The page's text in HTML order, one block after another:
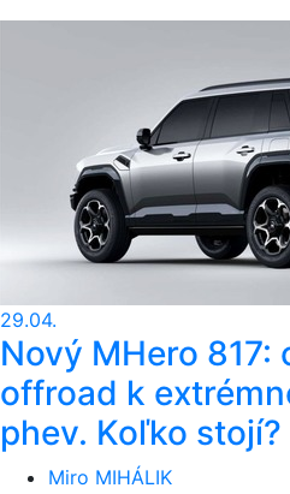
29.04.
Nový MHero 817:
offroad k
phev. Koľko stojí?
Miro MIHÁLIK